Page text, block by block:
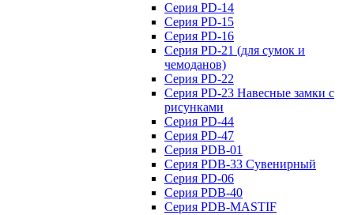
Серия PD-14
Серия PD-15
Серия PD-16
Серия PD-21 (для сумок и
чемоданов)
Серия PD-22
Серия PD-23 Навесные замки с
рисунками
Серия PD-44
Серия PD-47
Серия PDB-01
Серия PDB-33 Сувенирный
Серия PD-06
Серия PDB-40
Серия PDB-MASTIF